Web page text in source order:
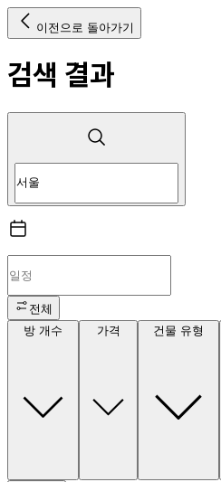
이전으로 돌아가기
검색 결과
전체
방 개수
가격 건물 유형